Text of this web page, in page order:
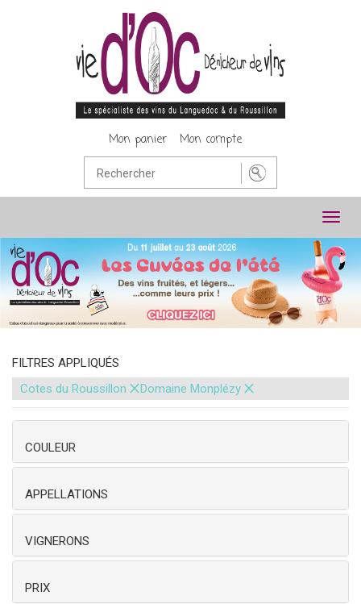
Mon panier Mon compte
FILTRES APPLIQUÉS
Cotes du Roussillon ×Domaine Monplézy ×
COULEUR
APPELLATIONS
VIGNERONS
PRIX